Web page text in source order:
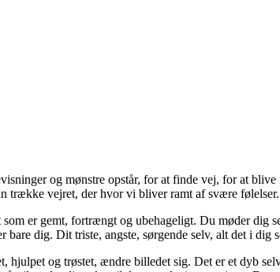
og mønstre opstår, for at finde vej, for at
vejret, der hvor vi bliver ramt af svære
er gemt, fortrængt og ubehageligt. Du møder dig
dig. Dit triste, angste, sørgende selv, alt det i
hjulpet og trøstet, ændre billedet sig. Det er et dyb